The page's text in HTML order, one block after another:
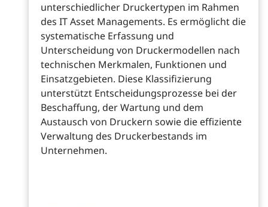
unterschiedlicher Druckertypen im Rahmen
des IT Asset Managements. Es ermöglicht die
systematische Erfassung und
Unterscheidung von Druckermodellen nach
technischen Merkmalen, Funktionen und
Einsatzgebieten. Diese Klassifizierung
unterstützt Entscheidungsprozesse bei der
Beschaffung, der Wartung und dem
Austausch von Druckern sowie die effiziente
Verwaltung des Druckerbestands im
Unternehmen.